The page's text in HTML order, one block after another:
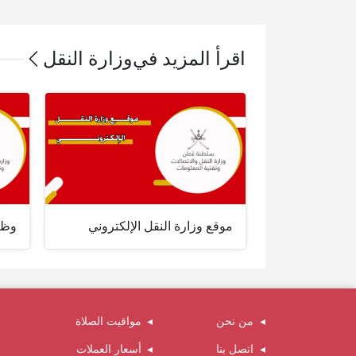
اقرأ المزيد فيوزارة النقل
موقع وزارة النقل الإلكتروني
من نحن
اتصل بنا
مواقيت الصلاة
أسعار العملات